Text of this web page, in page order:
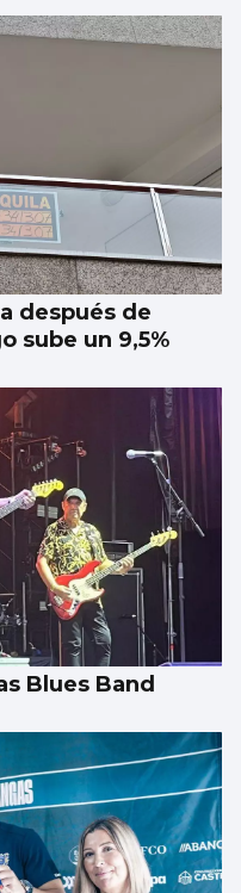
estaré listo"
después de
sube un 9,5%
Blues Band